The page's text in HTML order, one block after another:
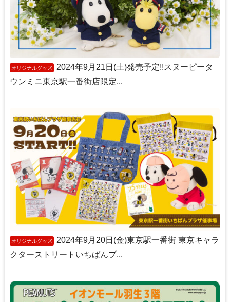
オリジナルグッズ
2024年9月21日(土)発売予定!!スヌーピータ
ウンミニ東京駅一番街店限定...
オリジナルグッズ
2024年9月20日(金)東京駅一番街 東京キャラ
クターストリートいちばんプ...